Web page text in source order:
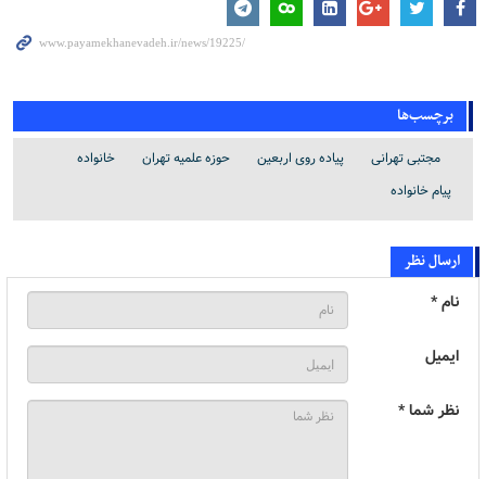
برچسب‌ها
مجتبی تهرانی پیاده روی اربعین حوزه علمیه تهران
خانواده
پیام خانواده
ارسال نظر
نام *
ایمیل
نظر شما *